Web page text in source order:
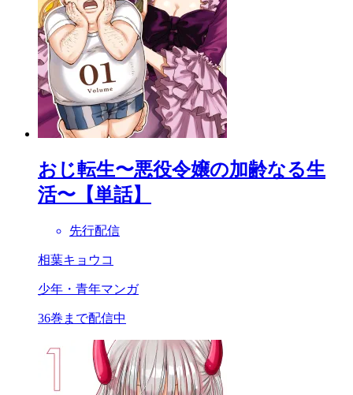
おじ転生〜悪役令嬢の加齢なる生
活〜【単話】
先行配信
相葉キョウコ
少年・青年マンガ
36巻まで配信中